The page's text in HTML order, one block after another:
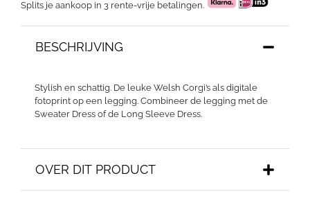
Splits je aankoop in 3 rente-vrije betalingen.
BESCHRIJVING
Stylish en schattig. De leuke Welsh Corgi’s als digitale
fotoprint op een legging. Combineer de legging met de
Sweater Dress of de Long Sleeve Dress.
OVER DIT PRODUCT